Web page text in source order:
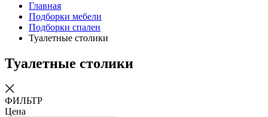
Главная
Подборки мебели
Подборки спален
Туалетные столики
Туалетные столики
ФИЛЬТР
Цена